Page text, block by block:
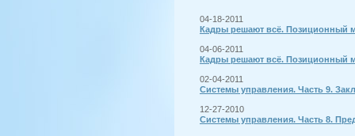
04-18-2011
Кадры решают всё. Позиционный
04-06-2011
Кадры решают всё. Позиционный
02-04-2011
Системы управления. Часть 9.
12-27-2010
Системы управления. Часть 8.